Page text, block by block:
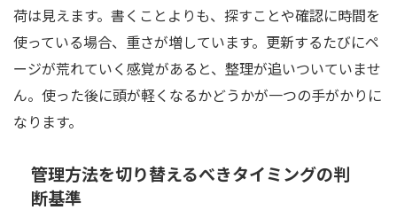
荷は見えます。書くことよりも、探すことや確認に時間を
使っている場合、重さが増しています。更新するたびにペ
ージが荒れていく感覚があると、整理が追いついていませ
ん。使った後に頭が軽くなるかどうかが一つの手がかりに
なります。
管理方法を切り替えるべきタイミングの判
断基準